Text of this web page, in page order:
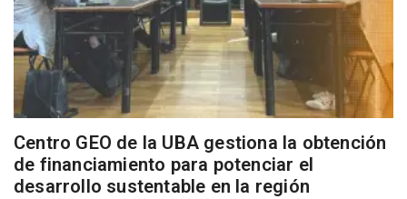
Centro GEO de la UBA gestiona la obtención
de financiamiento para potenciar el
desarrollo sustentable en la región